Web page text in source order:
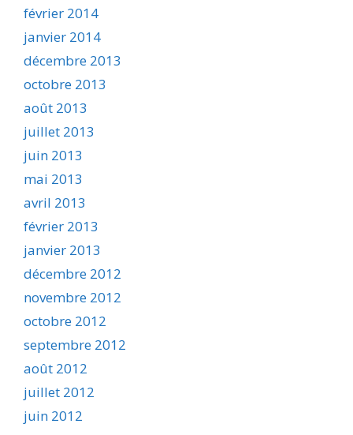
février 2014
janvier 2014
décembre 2013
octobre 2013
août 2013
juillet 2013
juin 2013
mai 2013
avril 2013
février 2013
janvier 2013
décembre 2012
novembre 2012
octobre 2012
septembre 2012
août 2012
juillet 2012
juin 2012